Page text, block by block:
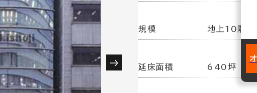
規模 地上10階／
延床面積 640坪